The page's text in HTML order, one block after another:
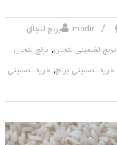
modir
برنج لنجان
برنج تضمینی لنجان, برنج لنجان
خرید تضمینی برنج, خرید تضمینی